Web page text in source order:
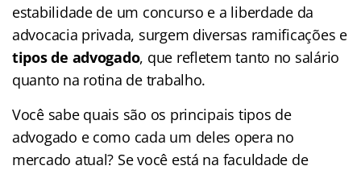
estabilidade de um concurso e a liberdade da
advocacia privada, surgem diversas ramificações e
tipos de advogado, que refletem tanto no salário
quanto na rotina de trabalho.
Você sabe quais são os principais tipos de
advogado e como cada um deles opera no
mercado atual? Se você está na faculdade de